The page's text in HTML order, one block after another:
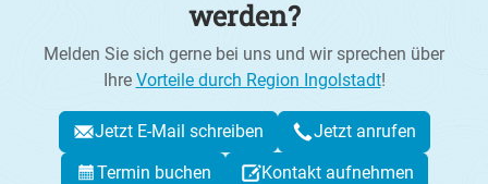
werden?
Melden Sie sich gerne bei uns und wir sprechen über
Ihre Vorteile durch Region Ingolstadt!
Jetzt E-Mail schreiben
Jetzt anrufen
Termin buchen
Kontakt aufnehmen